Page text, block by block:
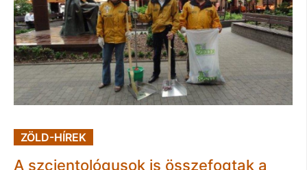
ZÖLD-HÍREK
A szcientológusok is összefogtak a